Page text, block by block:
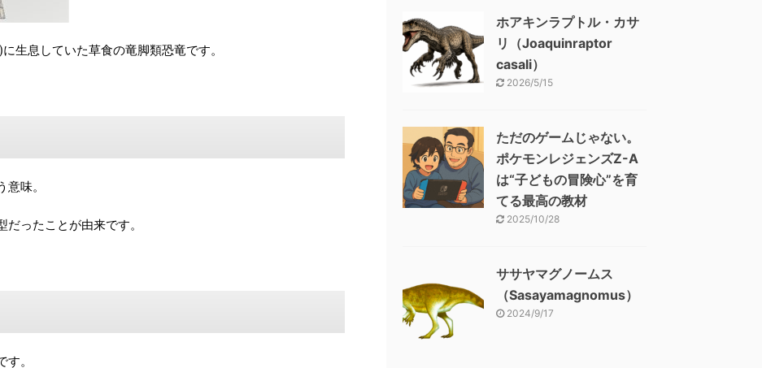
生息していた草食の竜脚類恐竜です。
味。
ったことが由来です。
。
ホアキンラプトル・カサ
リ（Joaquinraptor
casali）
2026/5/15
ただのゲームじゃない。
ポケモンレジェンズZ-A
は“子どもの冒険心”を育
てる最高の教材
2025/10/28
ササヤマグノームス
（Sasayamagnomus）
2024/9/17